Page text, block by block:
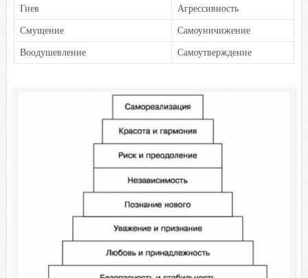
Гнев
Агрессивность
Смущение
Самоуничижение
Воодушевление
Самоутверждение